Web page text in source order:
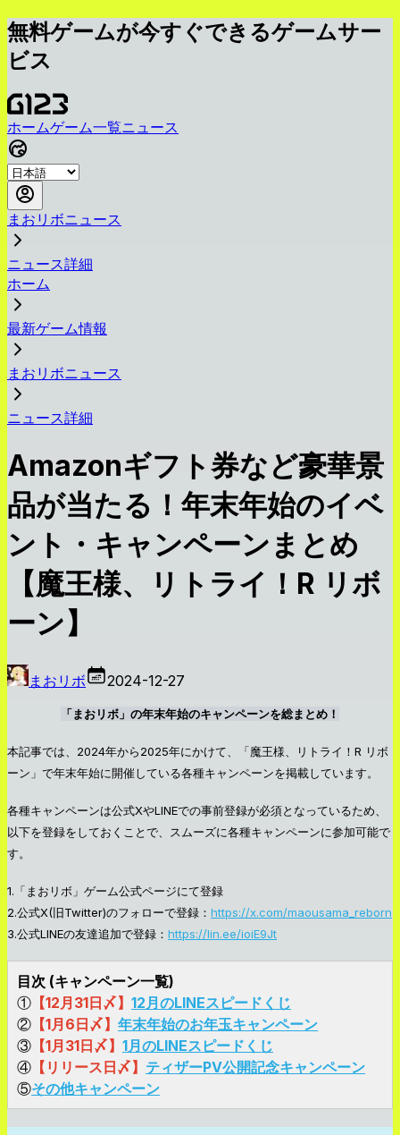
無料ゲームが今すぐできるゲームサー
ビス
ホームゲーム一覧ニュース
まおリボニュース
ニュース詳細
ホーム
最新ゲーム情報
まおリボニュース
ニュース詳細
Amazonギフト券など豪華景
品が当たる！年末年始のイベ
ント・キャンペーンまとめ
【魔王様、リトライ！R リボ
ーン】
まおリボ 2024-12-27
「まおリボ」の年末年始のキャンペーンを総まとめ！
本記事では、2024年から2025年にかけて、「魔王様、リトライ！R リボ
ーン」で年末年始に開催している各種キャンペーンを掲載しています。
各種キャンペーンは公式XやLINEでの事前登録が必須となっているため、
以下を登録をしておくことで、スムーズに各種キャンペーンに参加可能で
す。
1.「まおリボ」ゲーム公式ページにて登録
2.公式X(旧Twitter)のフォローで登録： https://x.com/maousama_reborn
3.公式LINEの友達追加で登録： https://lin.ee/ioiE9Jt
目次 (キャンペーン一覧)
① 【12月31日〆】 12月のLINEスピードくじ
② 【1月6日〆】 年末年始のお年玉キャンペーン
③ 【1月31日〆】 1月のLINEスピードくじ
④ 【リリース日〆】 ティザーPV公開記念キャンペーン
⑤その他キャンペーン